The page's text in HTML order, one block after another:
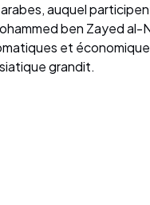
auquel
ben Zayed
et
grandit.